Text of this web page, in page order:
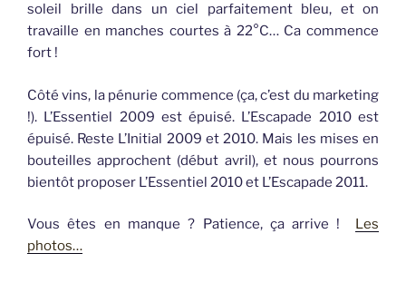
soleil brille dans un ciel parfaitement bleu, et on
travaille en manches courtes à 22°C… Ca commence
fort !
Côté vins, la pénurie commence (ça, c’est du marketing
!). L’Essentiel 2009 est épuisé. L’Escapade 2010 est
épuisé. Reste L’Initial 2009 et 2010. Mais les mises en
bouteilles approchent (début avril), et nous pourrons
bientôt proposer L’Essentiel 2010 et L’Escapade 2011.
Vous êtes en manque ? Patience, ça arrive ! Les
photos…